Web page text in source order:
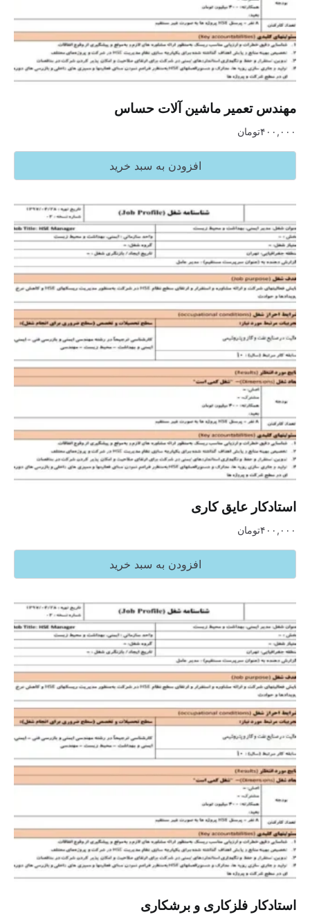
مهندس تعمیر ماشین آلات حساس
۴۰۰,۰۰۰تومان
افزودن به سبد خرید
استادکار عایق کاری
۴۰۰,۰۰۰تومان
افزودن به سبد خرید
استادکار فلزکاری و برشکاری